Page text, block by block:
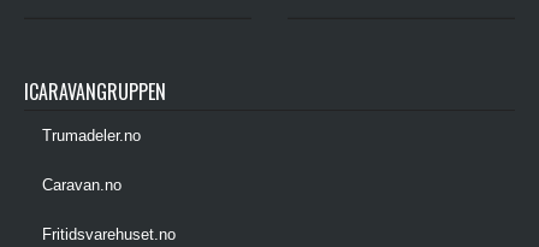
ICARAVANGRUPPEN
Trumadeler.no
Caravan.no
Fritidsvarehuset.no